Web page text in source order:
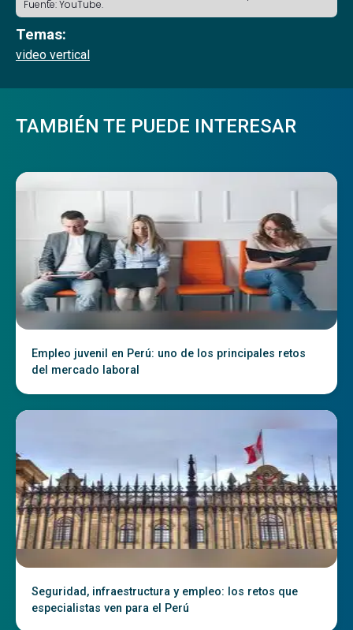
Fuente: YouTube.
Temas:
video vertical
TAMBIÉN TE PUEDE INTERESAR
Empleo juvenil en Perú: uno de los principales retos
del mercado laboral
Seguridad, infraestructura y empleo: los retos que
especialistas ven para el Perú